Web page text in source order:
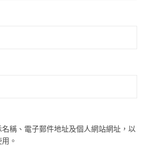
稱、電子郵件地址及個人網站網址，以
。